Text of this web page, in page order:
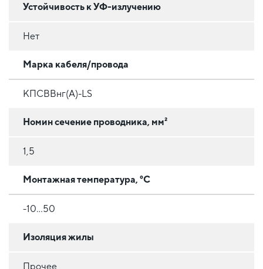
Устойчивость к УФ-излучению
Нет
Марка кабеля/провода
КПСВВнг(А)-LS
Номин сечение проводника, мм²
1,5
Монтажная температура, °C
-10…50
Изоляция жилы
Прочее